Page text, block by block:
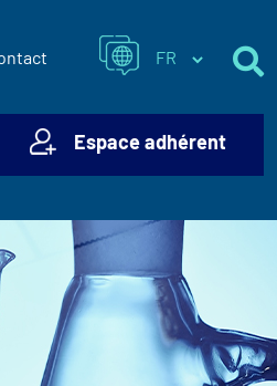
Espace adhérent